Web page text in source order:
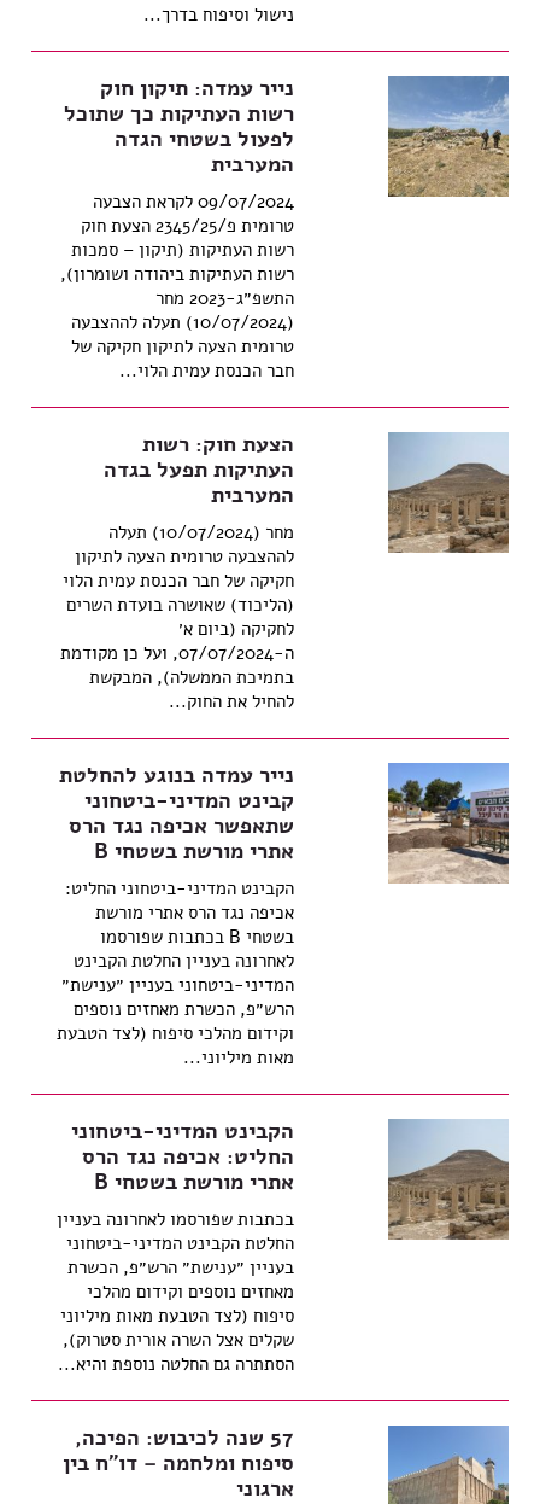
נישול וסיפוח בדרך...
נייר עמדה: תיקון חוק
רשות העתיקות כך שתוכל
לפעול בשטחי הגדה
המערבית
09/07/2024 לקראת הצבעה
טרומית פ/2345/25 הצעת חוק
רשות העתיקות (תיקון – סמכות
רשות העתיקות ביהודה ושומרון),
התשפ״ג-2023 מחר
(10/07/2024) תעלה לההצבעה
טרומית הצעה לתיקון חקיקה של
חבר הכנסת עמית הלוי...
הצעת חוק: רשות
העתיקות תפעל בגדה
המערבית
מחר (10/07/2024) תעלה
לההצבעה טרומית הצעה לתיקון
חקיקה של חבר הכנסת עמית הלוי
(הליכוד) שאושרה בועדת השרים
לחקיקה (ביום א׳
ה-07/07/2024, ועל כן מקודמת
בתמיכת הממשלה), המבקשת
להחיל את החוק...
נייר עמדה בנוגע להחלטת
קבינט המדיני-ביטחוני
שתאפשר אכיפה נגד הרס
אתרי מורשת בשטחי B
הקבינט המדיני-ביטחוני החליט:
אכיפה נגד הרס אתרי מורשת
בשטחי B בכתבות שפורסמו
לאחרונה בעניין החלטת הקבינט
המדיני-ביטחוני בעניין ״ענישת״
הרש״פ, הכשרת מאחזים נוספים
וקידום מהלכי סיפוח (לצד הטבעת
מאות מיליוני...
הקבינט המדיני-ביטחוני
החליט: אכיפה נגד הרס
אתרי מורשת בשטחי B
בכתבות שפורסמו לאחרונה בעניין
החלטת הקבינט המדיני-ביטחוני
בעניין ״ענישת״ הרש״פ, הכשרת
מאחזים נוספים וקידום מהלכי
סיפוח (לצד הטבעת מאות מיליוני
שקלים אצל השרה אורית סטרוק),
הסתתרה גם החלטה נוספת והיא...
57 שנה לכיבוש: הפיכה,
סיפוח ומלחמה – דו"ח בין
ארגוני